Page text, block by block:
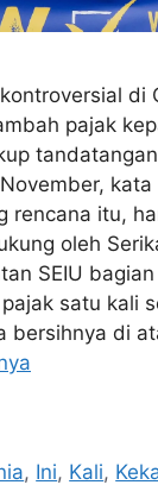
di
pajak
rencana itu,
oleh
SEIU
satu kali
bersihnya di
, Ini, Kali,